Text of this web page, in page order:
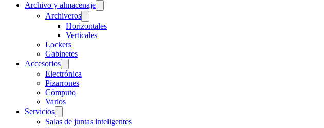
Archivo y almacenaje
Archiveros
Horizontales
Verticales
Lockers
Gabinetes
Accesorios
Electrónica
Pizarrones
Cómputo
Varios
Servicios
Salas de juntas inteligentes